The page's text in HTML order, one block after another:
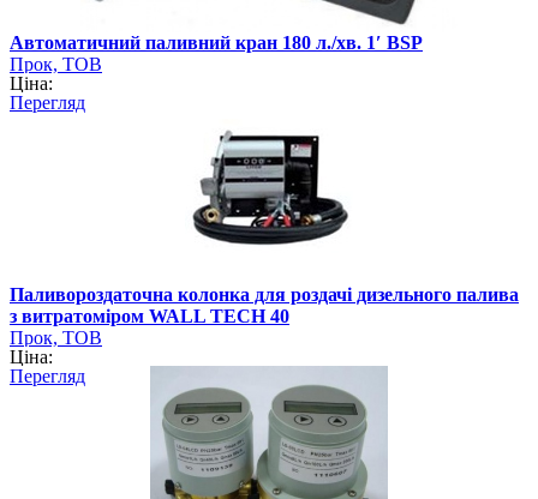
Автоматичний паливний кран 180 л./хв. 1′ BSP
Прок, ТОВ
Ціна:
Перегляд
Паливороздаточна колонка для роздачі дизельного палива
з витратоміром WALL TECH 40
Прок, ТОВ
Ціна:
Перегляд